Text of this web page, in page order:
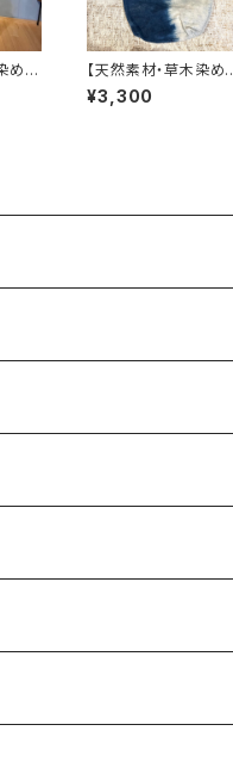
め】
【天然素材・草木染め】
巾着ポーチ・ヘンプコッ
トン L
¥3,300